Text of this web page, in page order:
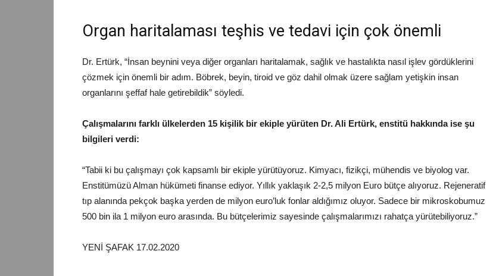
Organ haritalaması teşhis ve tedavi için çok önemli
Dr. Ertürk, “İnsan beynini veya diğer organları haritalamak, sağlık ve hastalıkta nasıl işlev gördüklerini
çözmek için önemli bir adım. Böbrek, beyin, tiroid ve göz dahil olmak üzere sağlam yetişkin insan
organlarını şeffaf hale getirebildik” söyledi.
Çalışmalarını farklı ülkelerden 15 kişilik bir ekiple yürüten Dr. Ali Ertürk, enstitü hakkında ise şu
bilgileri verdi:
“Tabii ki bu çalışmayı çok kapsamlı bir ekiple yürütüyoruz. Kimyacı, fizikçi, mühendis ve biyolog var.
Enstitümüzü Alman hükümeti finanse ediyor. Yıllık yaklaşık 2-2,5 milyon Euro bütçe alıyoruz. Rejeneratif
tıp alanında pekçok başka yerden de milyon euro’luk fonlar aldığımız oluyor. Sadece bir mikroskobumuz
500 bin ila 1 milyon euro arasında. Bu bütçelerimiz sayesinde çalışmalarımızı rahatça yürütebiliyoruz.”
YENİ ŞAFAK 17.02.2020